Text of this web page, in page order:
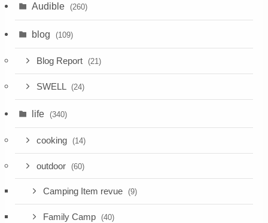
Audible (260)
blog (109)
Blog Report (21)
SWELL (24)
life (340)
cooking (14)
outdoor (60)
Camping Item revue (9)
Family Camp (40)